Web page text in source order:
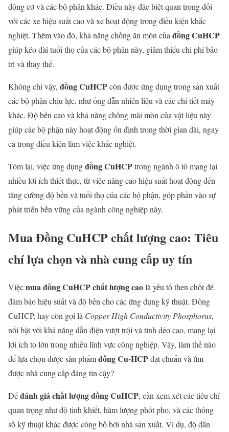
động cơ và các bộ phận khác. Điều này đặc biệt quan trọng đối
với các xe hiệu suất cao và xe hoạt động trong điều kiện khắc
nghiệt. Thêm vào đó, khả năng chống ăn mòn của đồng CuHCP
giúp kéo dài tuổi thọ của các bộ phận này, giảm thiểu chi phí bảo
trì và thay thế.
Không chỉ vậy, đồng CuHCPcòn được ứng dụng trong sản xuất
các bộ phận chịu lực, như ống dẫn nhiên liệu và các chi tiết máy
khác. Độ bền cao và khả năng chống mài mòn của vật liệu này
giúp các bộ phận này hoạt động ổn định trong thời gian dài, ngay
cả trong điều kiện làm việc khắc nghiệt.
Tóm lại, việc ứng dụngđồng CuHCPtrong ngành ô tô mang lại
nhiều lợi ích thiết thực, từ việc nâng cao hiệu suất hoạt động đến
tăng cường độ bền và tuổi thọ của các bộ phận, góp phần vào sự
phát triển bền vững của ngành công nghiệp này.
Mua Đồng CuHCP chất lượng cao: Tiêu
chí lựa chọn và nhà cung cấp uy tín
Việcmua đồng CuHCP chất lượng caolà yếu tố then chốt để
đảm bảo hiệu suất và độ bền cho các ứng dụng kỹ thuật. Đồng
CuHCP, hay còn gọi là Copper High Conductivity Phosphorus,
nổi bật với khả năng dẫn điện vượt trội và tính dẻo cao, mang lại
lợi ích to lớn trong nhiều lĩnh vực công nghiệp. Vậy, làm thế nào
để lựa chọn được sản phẩmđồng Cu-HCPđạt chuẩn và tìm
được nhà cung cấp đáng tin cậy?
Đểđánh giá chất lượng đồng CuHCP, cần xem xét các tiêu chí
quan trọng như độ tinh khiết, hàm lượng phốt pho, và các thông
số kỹ thuật khác được công bố bởi nhà sản xuất. Ví dụ, độ dẫn